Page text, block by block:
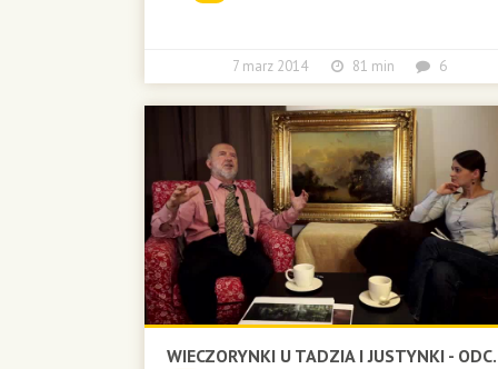
7 marz 2014 81 min 6
WIECZORYNKI U TADZIA I JUSTYNKI -